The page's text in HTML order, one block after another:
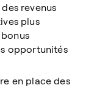
revenus
plus
opportunités
en place des